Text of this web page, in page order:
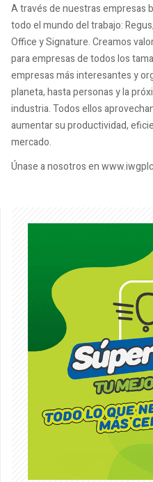
A través de nuestras empresas
todo el mundo del trabajo:
Office y Signature. Creamos
para empresas de todos los
empresas más interesantes y
planeta, hasta personas y la
industria. Todos ellos
aumentar su productividad,
mercado.
Únase a nosotros en